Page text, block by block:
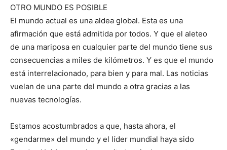
OTRO MUNDO ES POSIBLE
El mundo actual es una aldea global. Esta es una
afirmación que está admitida por todos. Y que el aleteo
de una mariposa en cualquier parte del mundo tiene sus
consecuencias a miles de kilómetros. Y es que el mundo
está interrelacionado, para bien y para mal. Las noticias
vuelan de una parte del mundo a otra gracias a las
nuevas tecnologías.
Estamos acostumbrados a que, hasta ahora, el
«gendarme» del mundo y el líder mundial haya sido